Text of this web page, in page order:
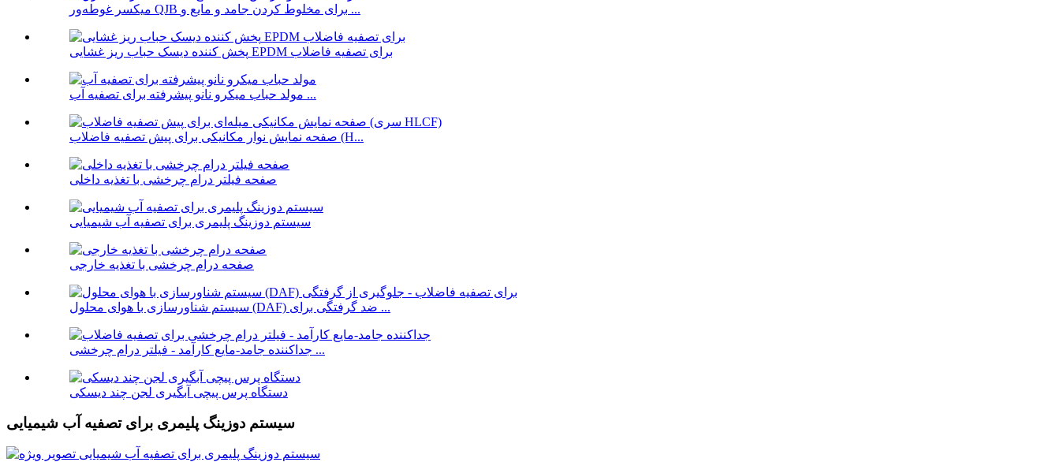
میکسر غوطه‌ور QJB برای مخلوط کردن جامد و مایع و ...
پخش کننده دیسک حباب ریز غشایی EPDM برای تصفیه فاضلاب
مولد حباب میکرو نانو پیشرفته برای تصفیه آب ...
صفحه نمایش نوار مکانیکی برای پیش تصفیه فاضلاب (H...
صفحه فیلتر درام چرخشی با تغذیه داخلی
سیستم دوزینگ پلیمری برای تصفیه آب شیمیایی
صفحه درام چرخشی با تغذیه خارجی
سیستم شناورسازی با هوای محلول (DAF) ضد گرفتگی برای ...
جداکننده جامد-مایع کارآمد - فیلتر درام چرخشی ...
دستگاه پرس پیچی آبگیری لجن چند دیسکی
سیستم دوزینگ پلیمری برای تصفیه آب شیمیایی